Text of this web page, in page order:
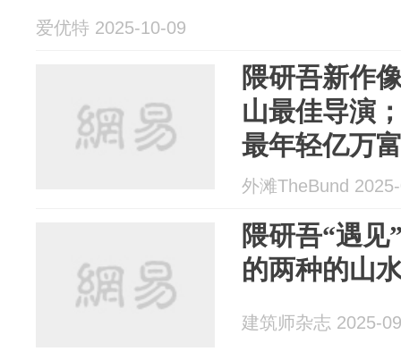
爱优特 2025-10-09
隈研吾新作
山最佳导演
最年轻亿万
外滩TheBund
隈研吾“遇见
的两种的山
建筑师杂志 2025-